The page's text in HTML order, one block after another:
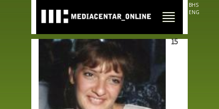
main
content
BHS
ENG
15